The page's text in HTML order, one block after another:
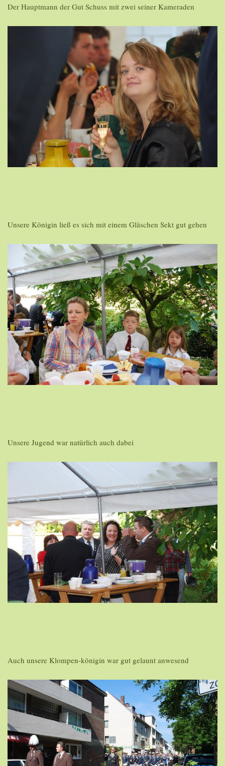
Der Hauptmann der Gut Schuss mit zwei seiner Kameraden
Unsere Königin ließ es sich mit einem Gläschen Sekt gut gehen
Unsere Jugend war natürlich auch dabei
Auch unsere Klompen-königin war gut gelaunt anwesend